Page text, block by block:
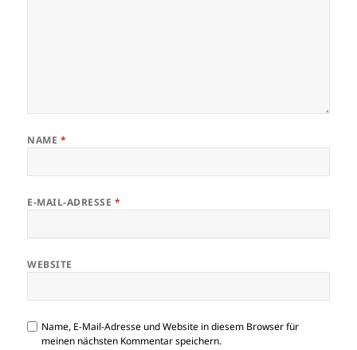
NAME *
E-MAIL-ADRESSE *
WEBSITE
Name, E-Mail-Adresse und Website in diesem Browser für
meinen nächsten Kommentar speichern.